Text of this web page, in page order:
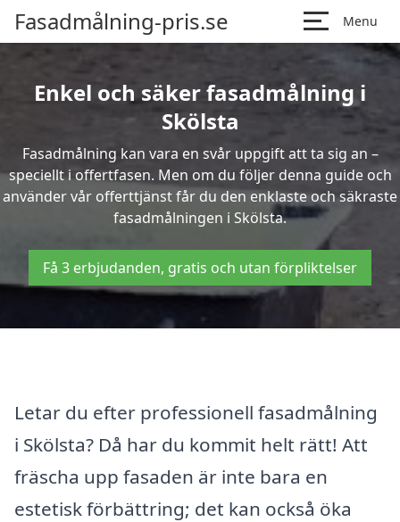
Fasadmålning-pris.se Menu
Enkel och säker fasadmålning i
Skölsta
Fasadmålning kan vara en svår uppgift att ta sig an –
speciellt i offertfasen. Men om du följer denna guide och
använder vår offerttjänst får du den enklaste och säkraste
fasadmålningen i Skölsta.
Få 3 erbjudanden, gratis och utan förpliktelser
Letar du efter professionell fasadmålning
i Skölsta? Då har du kommit helt rätt! Att
fräscha upp fasaden är inte bara en
estetisk förbättring; det kan också öka